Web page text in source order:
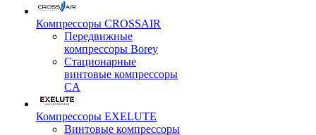
Компрессоры CROSSAIR
Передвижные
компрессоры Borey
Стационарные
винтовые компрессоры
CA
Компрессоры EXELUTE
Винтовые компрессоры